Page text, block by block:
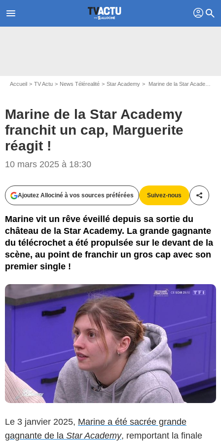
menu profil search
Accueil TV Actu News Télérealité Star Academy Marine de la Star Academy franchit un cap, Marguerite réagit !
Marine de la Star Academy
franchit un cap, Marguerite
réagit !
10 mars 2025 à 18:30
Ajoutez Allociné à vos sources préférées Suivez-nous
Marine vit un rêve éveillé depuis sa sortie du
château de la Star Academy. La grande gagnante
du télécrochet a été propulsée sur le devant de la
scène, au point de franchir un gros cap avec son
premier single !
Le 3 janvier 2025, Marine a été sacrée grande
gagnante de la Star Academy, remportant la finale